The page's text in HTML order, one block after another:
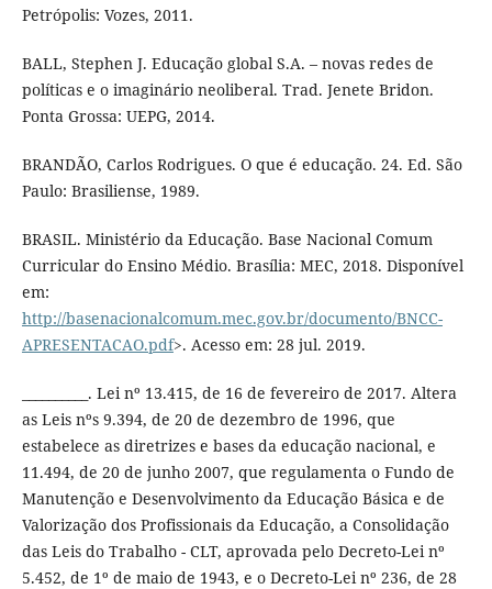
Petrópolis: Vozes, 2011.
BALL, Stephen J. Educação global S.A. – novas redes de
políticas e o imaginário neoliberal. Trad. Jenete Bridon.
Ponta Grossa: UEPG, 2014.
BRANDÃO, Carlos Rodrigues. O que é educação. 24. Ed. São
Paulo: Brasiliense, 1989.
BRASIL. Ministério da Educação. Base Nacional Comum
Curricular do Ensino Médio. Brasília: MEC, 2018. Disponível
em:
http://basenacionalcomum.mec.gov.br/documento/BNCC-
APRESENTACAO.pdf>. Acesso em: 28 jul. 2019.
__________. Lei nº 13.415, de 16 de fevereiro de 2017. Altera
as Leis nºs 9.394, de 20 de dezembro de 1996, que
estabelece as diretrizes e bases da educação nacional, e
11.494, de 20 de junho 2007, que regulamenta o Fundo de
Manutenção e Desenvolvimento da Educação Básica e de
Valorização dos Profissionais da Educação, a Consolidação
das Leis do Trabalho - CLT, aprovada pelo Decreto-Lei nº
5.452, de 1º de maio de 1943, e o Decreto-Lei nº 236, de 28